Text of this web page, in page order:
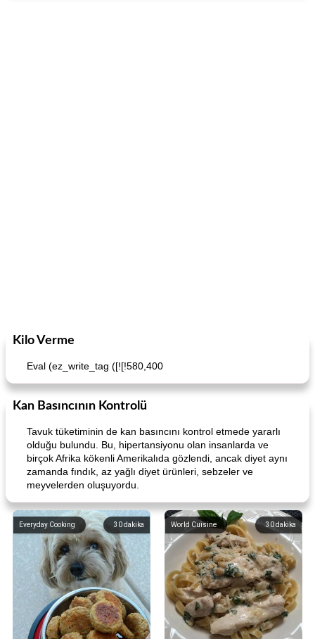
Kilo Verme
Eval (ez_write_tag ([![!580,400
Kan Basıncının Kontrolü
Tavuk tüketiminin de kan basıncını kontrol etmede yararlı
olduğu bulundu. Bu, hipertansiyonu olan insanlarda ve
birçok Afrika kökenli Amerikalıda gözlendi, ancak diyet aynı
zamanda fındık, az yağlı diyet ürünleri, sebzeler ve
meyvelerden oluşuyordu.
30dakika
Everyday Cooking 30dakika
World Cuisine